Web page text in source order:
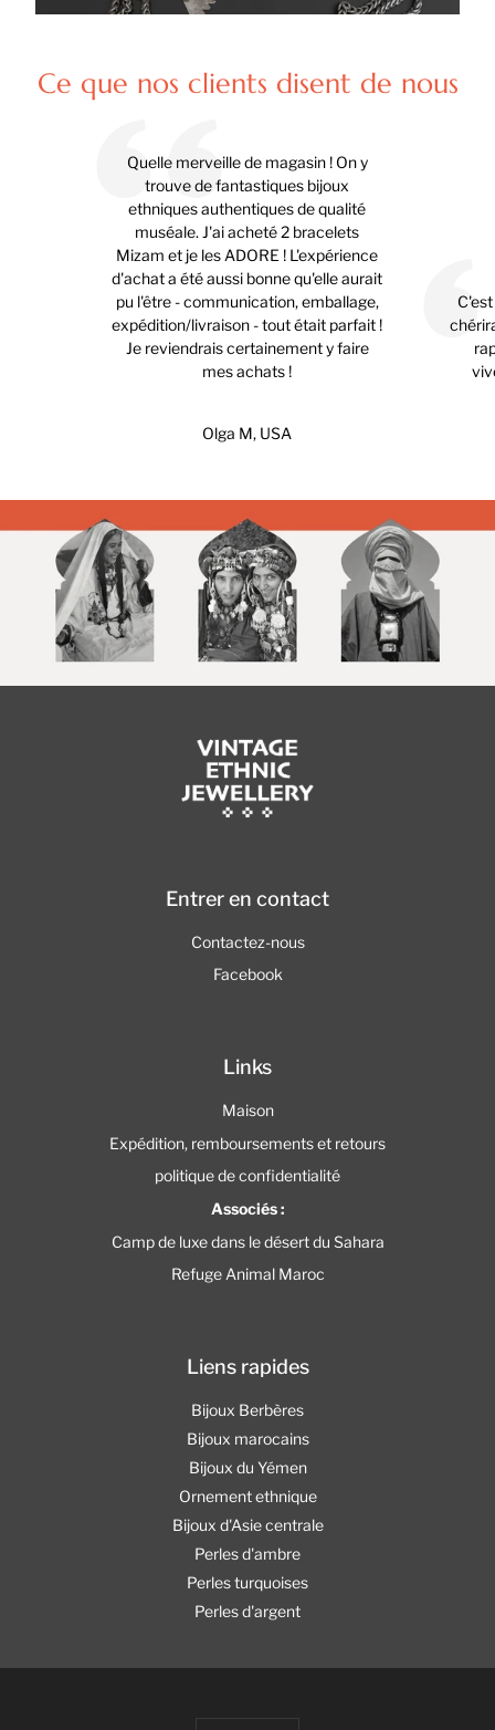
Ce que nos clients disent de nous
Quelle merveille de magasin ! On y
trouve de fantastiques bijoux
ethniques authentiques de qualité
muséale. J'ai acheté 2 bracelets
Mizam et je les ADORE ! L'expérience
d'achat a été aussi bonne qu'elle aurait
pu l'être - communication, emballage,
expédition/livraison - tout était parfait !
Je reviendrais certainement y faire
mes achats !
Olga M, USA
Entrer en contact
Contactez-nous
Facebook
Links
Maison
Expédition, remboursements et retours
politique de confidentialité
Associés :
Camp de luxe dans le désert du Sahara
Refuge Animal Maroc
Liens rapides
Bijoux Berbères
Bijoux marocains
Bijoux du Yémen
Ornement ethnique
Bijoux d'Asie centrale
Perles d'ambre
Perles turquoises
Perles d'argent